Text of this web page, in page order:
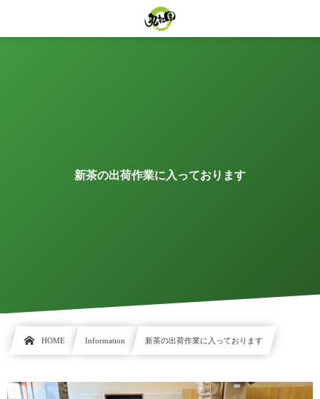
新茶の出荷作業に入っております
HOME Information 新茶の出荷作業に入っております